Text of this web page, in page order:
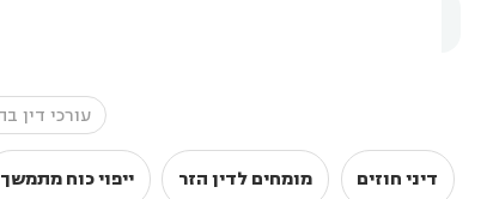
דיני חוזים מומחים לדין הזר ייפוי כוח מתמשך